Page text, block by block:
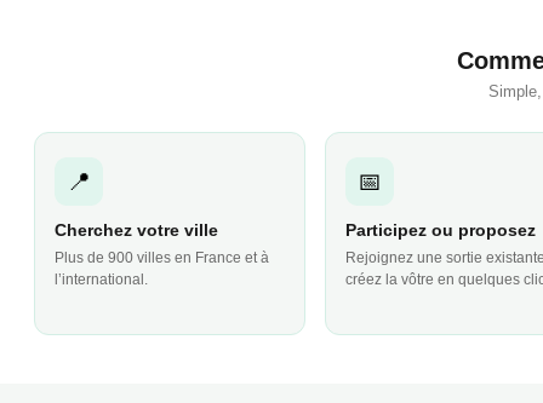
📍
Cherchez votre ville
Plus de 900 villes en France et à
l’international.
📅
Participez ou proposez
Rejoignez une sortie
créez la vôtre en quelques